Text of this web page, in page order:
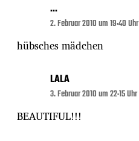
...
2. Februar 2010 um 19:40 Uhr
hübsches mädchen
LALA
3. Februar 2010 um 22:15 Uhr
BEAUTIFUL!!!